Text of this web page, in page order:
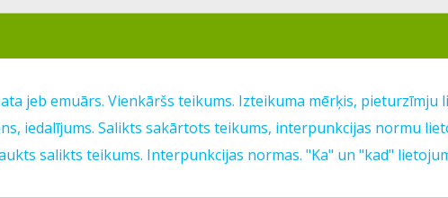
jeb emuārs. Vienkāršs teikums. Izteikuma mērķis, pieturzīmju
iedalījums. Salikts sakārtots teikums, interpunkcijas normu
salikts teikums. Interpunkcijas normas. "Ka" un "kad"